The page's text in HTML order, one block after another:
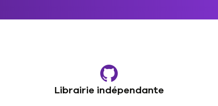
Librairie indépendante